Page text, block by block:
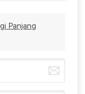
Panjang